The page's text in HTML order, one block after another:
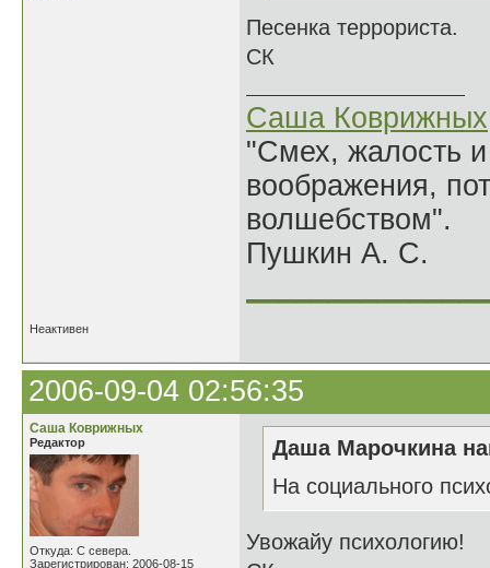
Песенка террориста.
СК
Саша Коврижных
"Смех, жалость
воображения,
волшебством".
Пушкин А. С.
Неактивен
2006-09-04 02:56:35
Саша Коврижных
Редактор
Откуда: С севера.
Зарегистрирован: 2006-08-15
Даша Марочкина
На социального
Увожайу психологию!